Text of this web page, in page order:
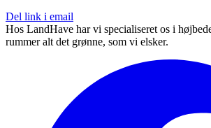
Del link i email
Hos LandHave har vi specialiseret os i
rummer alt det grønne, som vi elsker.